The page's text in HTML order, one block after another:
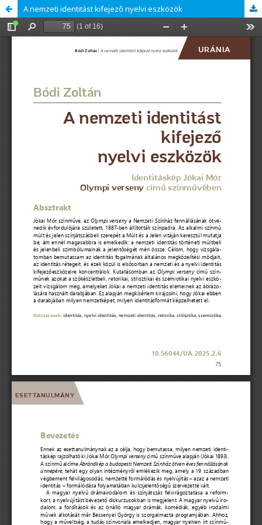
A nemzeti identitást kifejező nyelvi eszközök